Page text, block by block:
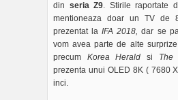
din seria Z9. Stirile raportate
mentioneaza doar un TV de
prezentat la IFA 2018, dar se
vom avea parte de alte
precum Korea Herald si The
prezenta unui OLED 8K ( 7680
inci.